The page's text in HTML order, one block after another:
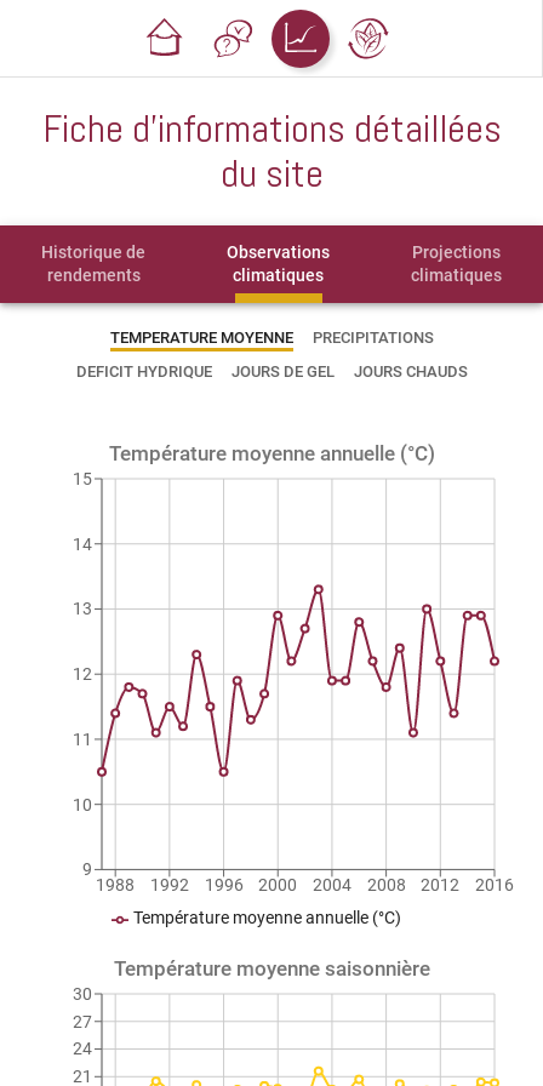
Fiche d'informations détaillées
du site
Historique de
rendements
Observations
climatiques
Projections
climatiques
TEMPERATURE MOYENNE
PRECIPITATIONS
DEFICIT HYDRIQUE
JOURS DE GEL JOURS CHAUDS
Température moyenne annuelle (°C)
1988 1992 1996 2000 2004 2008 2012 2016
9
10
11
12
13
14
15
Température moyenne annuelle (°C)
Température moyenne saisonnière
21
24
27
30